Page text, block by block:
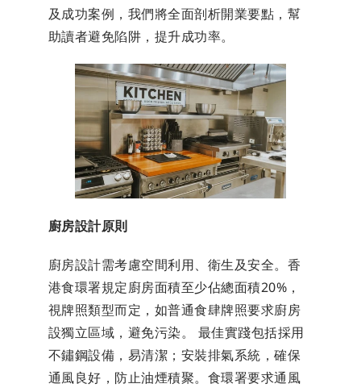
及成功案例，我們將全面剖析開業要點，幫
助讀者避免陷阱，提升成功率。
廚房設計原則
廚房設計需考慮空間利用、衛生及安全。香
港食環署規定廚房面積至少佔總面積20%，
視牌照類型而定，如普通食肆牌照要求廚房
設獨立區域，避免污染。 最佳實踐包括採用
不鏽鋼設備，易清潔；安裝排氣系統，確保
通風良好，防止油煙積聚。食環署要求通風